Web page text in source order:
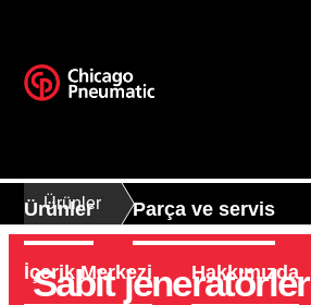
Ürünler Parça ve servis
İçerik Merkezi Hakkımızda
Ürünler
Sabit jeneratörler